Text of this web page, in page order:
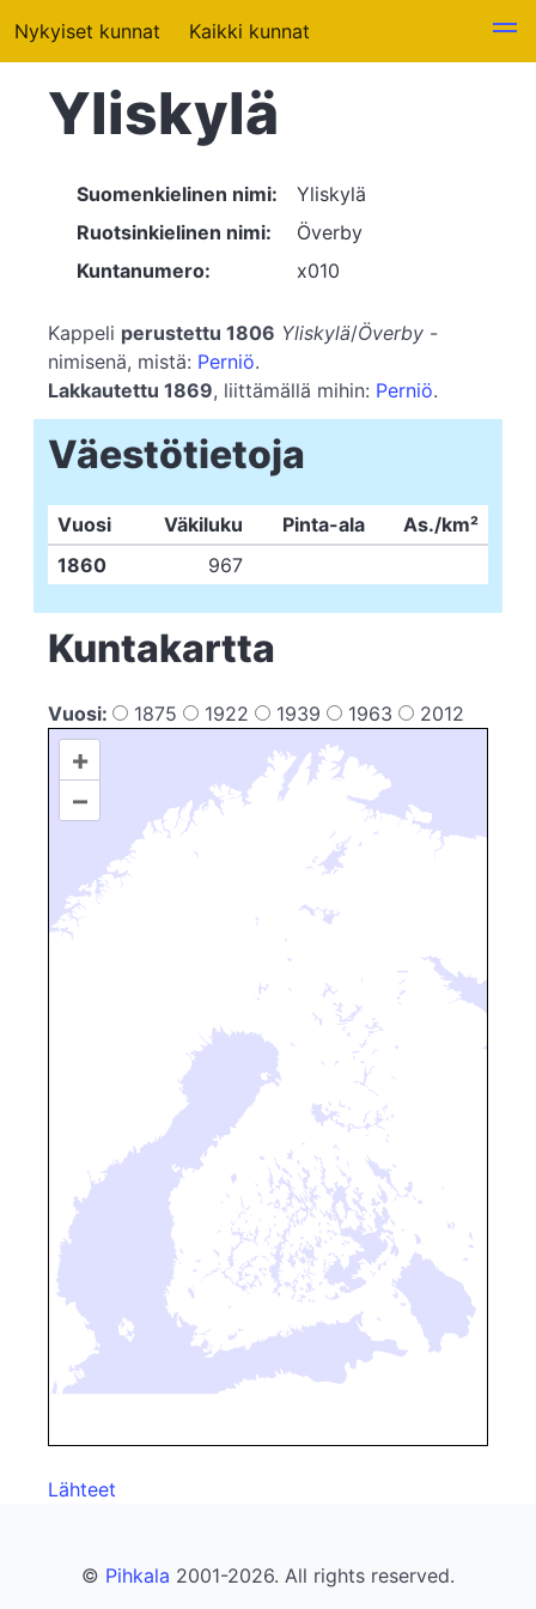
Nykyiset kunnat Kaikki kunnat
Yliskylä
Suomenkielinen nimi:
Yliskylä
Ruotsinkielinen nimi:
Överby
Kuntanumero:
x010
Kappeli perustettu 1806 Yliskylä/Överby -
nimisenä, mistä: Perniö.
Lakkautettu 1869, liittämällä mihin: Perniö.
Väestötietoja
Vuosi Väkiluku Pinta-ala
As./km²
1860
967
Kuntakartta
Vuosi: 1875 1922 1939 1963 2012
+
–
Lähteet
© Pihkala 2001-2026. All rights reserved.